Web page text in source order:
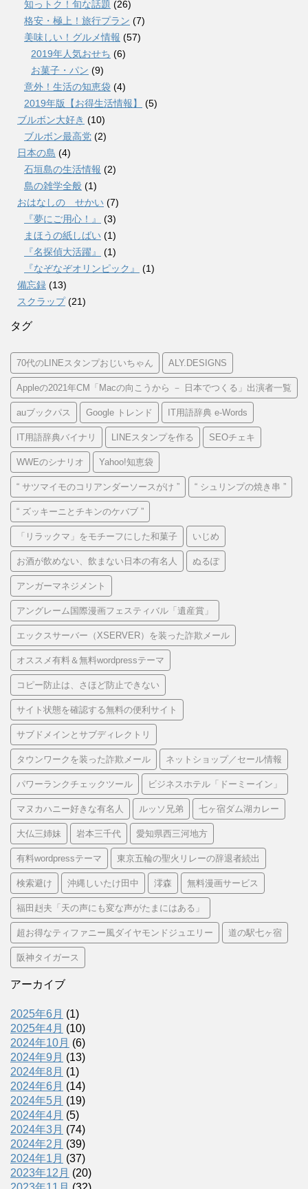
知っトク！旬な話題 (26)
格安・極上！旅行プラン (7)
美味しい！グルメ情報 (57)
2019年人気おせち (6)
お菓子・パン (9)
意外！生活の知恵袋 (4)
2019年版【お得生活情報】
(5)
ブルボン大好き (10)
ブルボン最高党 (2)
日本の島 (4)
石垣島の生活情報 (2)
島の雑学全般 (1)
おはなしの せかい (7)
『夢にご用心！』
(3)
まほうの紙しばい (1)
『名探偵大活躍』
(1)
『なぞなぞオリンピック』
(1)
備忘録 (13)
スクラップ(21)
タグ
70代のLINEスタンプおじいちゃん ALY.DESIGNS
Appleの2021年CM「Macの向こうから － 日本でつくる」出演者一覧
auブックパス Google トレンド IT用語辞典 e-Words
IT用語辞典バイナリ LINEスタンプを作る SEOチェキ
WWEのシナリオ Yahoo!知恵袋
“ サツマイモのコリアンダーソースがけ ” “ シュリンプの焼き串 ”
“ ズッキーニとチキンのケバブ ”
「リラックマ」をモチーフにした和菓子 いじめ
お酒が飲めない、飲まない日本の有名人 ぬるぽ
アンガーマネジメント
アングレーム国際漫画フェスティバル「遺産賞」
エックスサーバー（XSERVER）を装った詐欺メール
オススメ有料＆無料wordpressテーマ
コピー防止は、さほど防止できない
サイト状態を確認する無料の便利サイト
サブドメインとサブディレクトリ
タウンワークを装った詐欺メール ネットショップ／セール情報
パワーランクチェックツール ビジネスホテル「ドーミーイン」
マヌカハニー好きな有名人 ルッソ兄弟 七ヶ宿ダム湖カレー
大仏三姉妹 岩本三千代 愛知県西三河地方
有料wordpressテーマ 東京五輪の聖火リレーの辞退者続出
検索避け 沖縄しいたけ田中 澪森 無料漫画サービス
福田赳夫「天の声にも変な声がたまにはある」
超お得なティファニー風ダイヤモンドジュエリー 道の駅七ヶ宿
阪神タイガース
アーカイブ
2025年6月 (1)
2025年4月 (10)
2024年10月 (6)
2024年9月 (13)
2024年8月 (1)
2024年6月 (14)
2024年5月 (19)
2024年4月 (5)
2024年3月 (74)
2024年2月 (39)
2024年1月 (37)
2023年12月 (20)